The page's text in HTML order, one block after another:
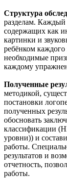
Структура
разделам. Каждый
содержащих как
картинки и
ребёнком каждого
необходимые
каждому
Полученные
методикой,
постановки
полученных
обосновать
классификации
уровни)) и
работы.
результатов и
отчетность,
работы.